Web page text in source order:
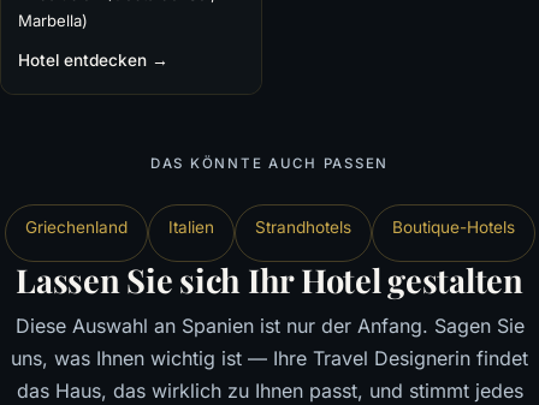
Marbella)
Hotel entdecken →
DAS KÖNNTE AUCH PASSEN
Griechenland Italien Strandhotels Boutique-Hotels
Lassen Sie sich Ihr Hotel gestalten
Diese Auswahl an Spanien ist nur der Anfang. Sagen Sie
uns, was Ihnen wichtig ist — Ihre Travel Designerin findet
das Haus, das wirklich zu Ihnen passt, und stimmt jedes